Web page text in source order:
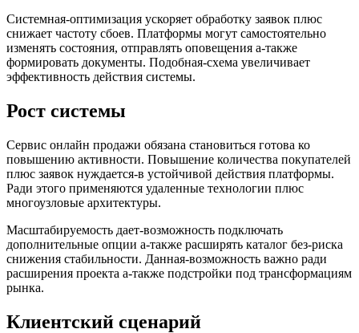
Системная-оптимизация ускоряет обработку заявок плюс
снижает частоту сбоев. Платформы могут самостоятельно
изменять состояния, отправлять оповещения а-также
формировать документы. Подобная-схема увеличивает
эффективность действия системы.
Рост системы
Сервис онлайн продажи обязана становиться готова ко
повышению активности. Повышение количества покупателей
плюс заявок нуждается-в устойчивой действия платформы.
Ради этого применяются удаленные технологии плюс
многоузловые архитектуры.
Масштабируемость дает-возможность подключать
дополнительные опции а-также расширять каталог без-риска
снижения стабильности. Данная-возможность важно ради
расширения проекта а-также подстройки под трансформациям
рынка.
Клиентский сценарий